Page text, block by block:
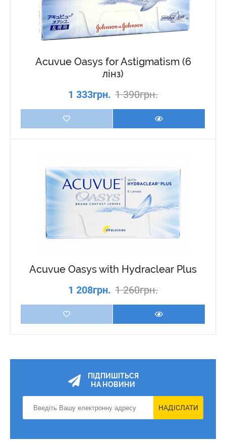
Acuvue Oasys for Astigmatism (6
лінз)
1 333грн. 1 390грн.
Acuvue Oasys with Hydraclear Plus
1 208грн. 1 260грн.
ПІДПИШІТЬСЯ
НА НОВИНИ
НАДІСЛАТИ